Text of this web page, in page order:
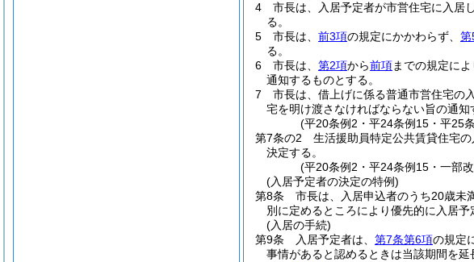
4
市長は、入居予定者が市営住宅に入居
る。
5
市長は、 前3項の規定にかかわらず、 第
る。
6
市長は、 第2項から前項までの規定に
通知するものとする。
7
市長は、借上げに係る普通市営住宅の
宅を明け渡さなければならない旨の通知
(平20条例2・平24条例15・平25
第7条の2
生活援助員特定公共賃貸住宅の
決定する。
(平20条例2・平24条例15・一部
(入居予定者の決定の特例)
第8条
市長は、入居申込者のうち20歳未
別に定めるところにより優先的に入居予
(入居の手続)
第9条
入居予定者は、 第7条第6項の規定
事情があると認めるときは当該期間を延